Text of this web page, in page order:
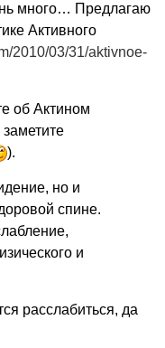
много… Предлагаю
Активного
2010/03/31/aktivnoe-
об Актином
).
но и
спине.
и
расслабиться, да